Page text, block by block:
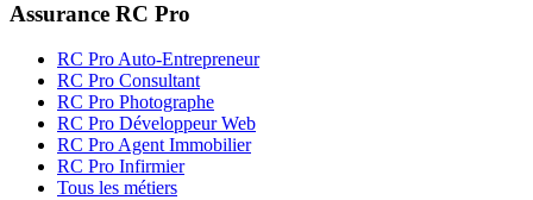
Assurance RC Pro
RC Pro Auto-Entrepreneur
RC Pro Consultant
RC Pro Photographe
RC Pro Développeur Web
RC Pro Agent Immobilier
RC Pro Infirmier
Tous les métiers